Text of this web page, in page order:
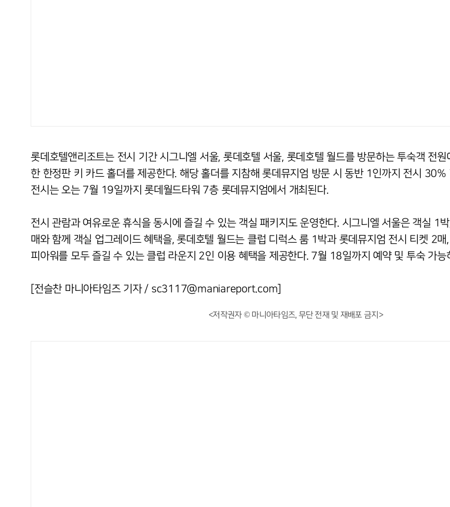
롯데호텔앤리조트는 전시 기간 시그니엘 서울, 롯데호텔 서울, 롯데호텔 월드를 방문하는 투숙객 전
한 한정판 키 카드 홀더를 제공한다. 해당 홀더를 지참해 롯데뮤지엄 방문 시 동반 1인까지 전시 30%
전시는 오는 7월 19일까지 롯데월드타워 7층 롯데뮤지엄에서 개최된다.
전시 관람과 여유로운 휴식을 동시에 즐길 수 있는 객실 패키지도 운영한다. 시그니엘 서울은 객실 1
매와 함께 객실 업그레이드 혜택을, 롯데호텔 월드는 클럽 디럭스 룸 1박과 롯데뮤지엄 전시 티켓 2매
피아워를 모두 즐길 수 있는 클럽 라운지 2인 이용 혜택을 제공한다. 7월 18일까지 예약 및 투숙 가능
[전슬찬 마니아타임즈 기자 / sc3117@maniareport.com]
<저작권자 © 마니아타임즈, 무단 전재 및 재배포 금지>